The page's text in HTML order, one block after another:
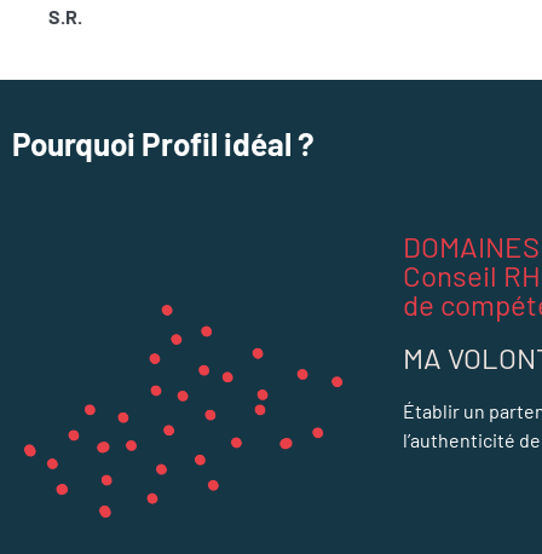
S.R.
Pourquoi Profil idéal ?
Conseil
de
MA
Établir un
l’authenticité